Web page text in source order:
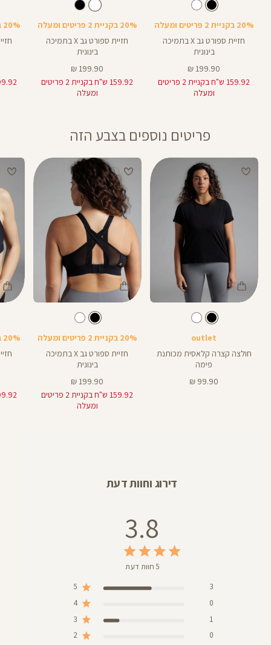
צבע
שחור
20% בקניית 2 פריטים ומעלה
חזיית ספורט גב X בתמיכה
בינונית
מחיר
מוצר
199.90 ₪
159.92 ש"ח בקניית 2 פריטים
ומעלה
צבע
לבן
20% בקניית 2 פריטים ומעלה
חזיית ספורט גב X בתמיכה
בינונית
מחיר
מוצר
199.90 ₪
159.92 ש"ח בקניית 2 פריטים
ומעלה
20% בקניית 2 פריטים ומעלה
פריטים נוספים בצבע הזה
צבע
שחור
outlet
חולצה קצרה קלאסית מכותנת
פימה
מחיר
99.90 ₪
צבע
שחור
20% בקניית 2 פריטים ומעלה
חזיית ספורט גב X בתמיכה
בינונית
מחיר
מוצר
199.90 ₪
159.92 ש"ח בקניית 2 פריטים
ומעלה
20% בקניית 2 פריטים ומעלה
דירוג וחוות דעת
3.8
5 חוות דעת
5
3
4
0
3
1
2 0